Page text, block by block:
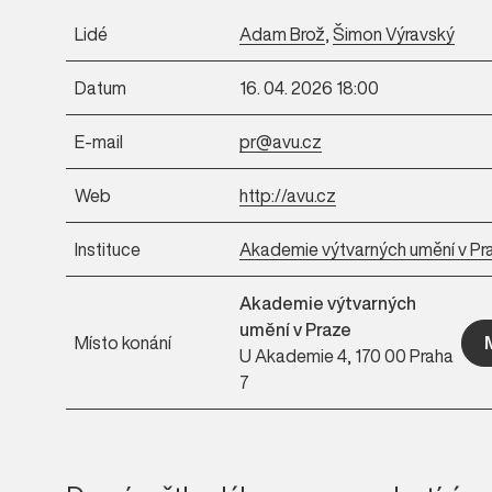
Lidé Adam Brož,Šimon Výravský
Datum 16. 04. 2026 18:00
E-mail pr@avu.cz
Web http://avu.cz
Instituce Akademie výtvarných umění v
Místo konání
Akademie výtvarných
umění v Praze
U Akademie 4, 170 00 Praha
7